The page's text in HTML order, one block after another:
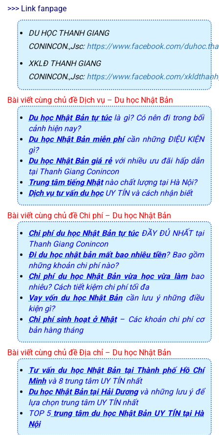
>>> Link fanpage
DU HỌC THANH GIANG
CONINCON.,Jsc: https://www.facebook.com/
XKLĐ THANH GIANG
CONINCON.,Jsc: https://www.facebook.com/
Bài viết cùng chủ đề Dịch vụ – Du học Nhật Bản
Du học Nhật Bản tự túclà gì? Có nên đi trong bối
cảnh hiện nay?
Du học Nhật Bản miễn phícần những ĐIỆU KIỆN
gì?
Du học Nhật Bản giá rẻvới nhiều ưu đãi hấp dẫn
tại Thanh Giang Conincon
Trung tâm tiếng Nhậtnào chất lượng tại Hà Nội?
Dịch vụ tư vấn du họcUY TÍN và cách nhận biết
Bài viết cùng chủ đề Chi phí – Du học Nhật Bản
Chi phí du học Nhật Bản tự túcĐẦY ĐỦ NHẤT tại
Thanh Giang Conincon
Đi du học nhật bản mất bao nhiêu tiền? Bao gồm
những khoản chi phí nào?
Chi phí du học Nhật Bản vừa học vừa làmbao
nhiêu? Cách tiết kiệm chi phí tối đa
Vay vốn du học Nhật Bảncần lưu ý những điều
kiện gì?
Chi phí sinh hoạt ở Nhật– Các khoản chi phí cơ
bản hàng tháng
Bài viết cùng chủ đề Địa chỉ – Du học Nhật Bản
Tư vấn du học Nhật Bản tại Thành phố Hồ Chí
Minhvà 8 trung tâm UY TÍN nhất
Du học Nhật Bản tại Hải Dươngvà những lưu ý để
lựa chọn trung tâm UY TÍN nhất
TOP 5trung tâm du học Nhật Bản UY TÍN tại Hà
Nội